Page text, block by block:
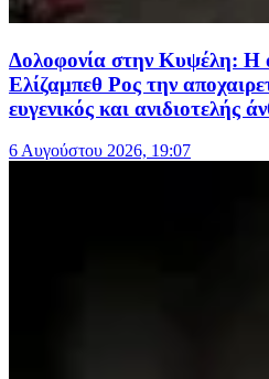
Δολοφονία στην Κυψέλη: Η
Ελίζαμπεθ Ρος την
ευγενικός και ανιδιοτελής
6 Αυγούστου 2026, 19:07